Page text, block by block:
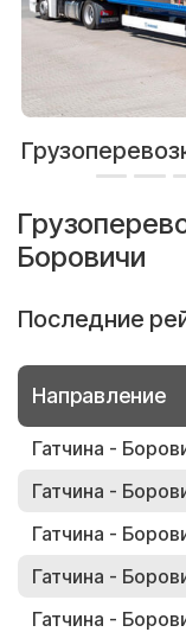
Боровичи
Последние
Направление
Гатчина -
Гатчина -
Гатчина -
Гатчина -
Гатчина -